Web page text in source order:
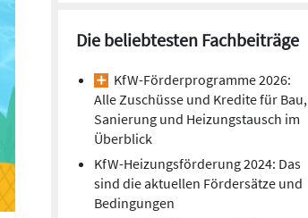
Die beliebtesten Fachbeiträge
KfW-Förderprogramme 2026:
Alle Zuschüsse und Kredite für Bau,
Sanierung und Heizungstausch im
Überblick
KfW-Heizungsförderung 2024: Das
sind die aktuellen Fördersätze und
Bedingungen